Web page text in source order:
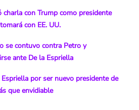
charla con Trump como presidente
con EE. UU.
se contuvo contra Petro y
ante De la Espriella
por ser nuevo presidente de
que envidiable